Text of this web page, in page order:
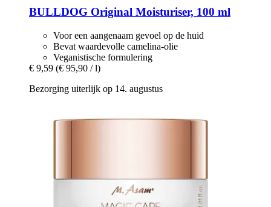
BULLDOG Original Moisturiser, 100 ml
Voor een aangenaam gevoel op de huid
Bevat waardevolle camelina-olie
Veganistische formulering
€ 9,59 (€ 95,90 / l)
Bezorging uiterlijk op 14. augustus